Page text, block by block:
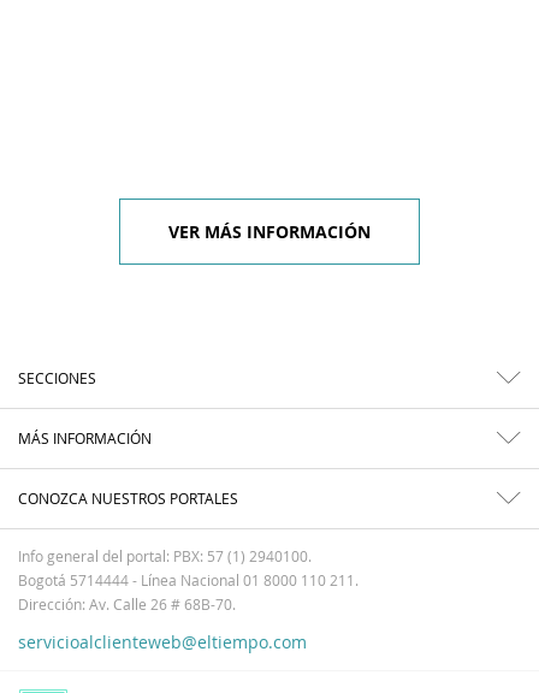
VER MÁS INFORMACIÓN
SECCIONES
MÁS INFORMACIÓN
CONOZCA NUESTROS PORTALES
Info general del portal: PBX: 57 (1) 2940100.
Bogotá 5714444 - Línea Nacional 01 8000 110 211.
Dirección: Av. Calle 26 # 68B-70.
servicioalclienteweb@eltiempo.com